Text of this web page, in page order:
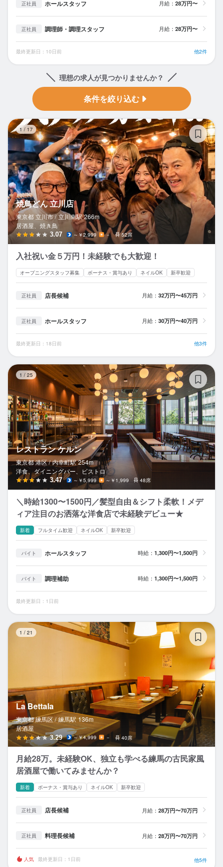
正社員 ホールスタッフ 月給： 28万円〜
正社員 調理師・調理スタッフ 月給： 28万円〜
最終更新日：10日前 他2件
理想の求人が見つかりませんか？
条件を絞り込む
1/ 17
焼鳥どん 立川店
東京都 立川市 / 立川南駅 266m
居酒屋、焼き鳥
3.07 ～￥2,999 － 52席
入社祝い金５万円！未経験でも大歓迎！
オープニングスタッフ募集 ボーナス・賞与あり ネイルOK 新卒歓迎
正社員 店長候補 月給： 32万円〜45万円
正社員 ホールスタッフ 月給： 30万円〜40万円
最終更新日：18日前 他3件
1 / 25
レストラン ケルン
東京都 港区 / 内幸町駅 254m
洋食、ダイニングバー、ビストロ
3.47 ～￥5,999 ～￥1,999 48席
＼時給1300〜1500円／髪型自由＆シフト柔軟！メデ
ィア注目のお洒落な洋食店で未経験デビュー★
新着 フルタイム歓迎 ネイルOK 新卒歓迎
バイト ホールスタッフ 時給： 1,300円〜1,500円
バイト 調理補助 時給： 1,300円〜1,500円
最終更新日：1日前
1 / 21
La Bettala
東京都 練馬区 / 練馬駅 136m
居酒屋
3.29 ～￥4,999 － 40席
月給28万。未経験OK、独立も学べる練馬の古民家風
居酒屋で働いてみませんか？
新着 ボーナス・賞与あり ネイルOK 新卒歓迎
正社員 店長候補 月給： 28万円〜70万円
正社員 料理長候補 月給： 28万円〜70万円
人気 最終更新日：1日前 他5件